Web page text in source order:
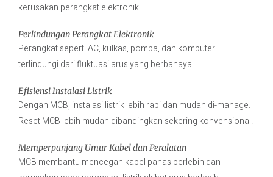
kerusakan perangkat elektronik.
Perlindungan Perangkat Elektronik
Perangkat seperti AC, kulkas, pompa, dan komputer
terlindungi dari fluktuasi arus yang berbahaya.
Efisiensi Instalasi Listrik
Dengan MCB, instalasi listrik lebih rapi dan mudah di-manage.
Reset MCB lebih mudah dibandingkan sekering konvensional.
Memperpanjang Umur Kabel dan Peralatan
MCB membantu mencegah kabel panas berlebih dan